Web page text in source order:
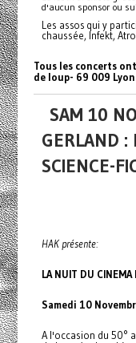
d'aucun sponsor ou
Les assos qui y
chaussée, Infekt,
Tous les concerts
de loup- 69 009
SAM 10
GERLAND :
SCIENCE-
HAK présente:
LA NUIT DU CINEMA
Samedi 10
A l'occasion du 50°